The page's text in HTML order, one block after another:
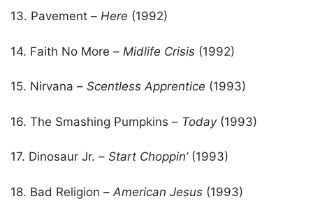
13. Pavement – Here (1992)
14. Faith No More – Midlife Crisis (1992)
15. Nirvana – Scentless Apprentice (1993)
16. The Smashing Pumpkins – Today(1993)
17. Dinosaur Jr. – Start Choppin’(1993)
18. Bad Religion – American Jesus (1993)